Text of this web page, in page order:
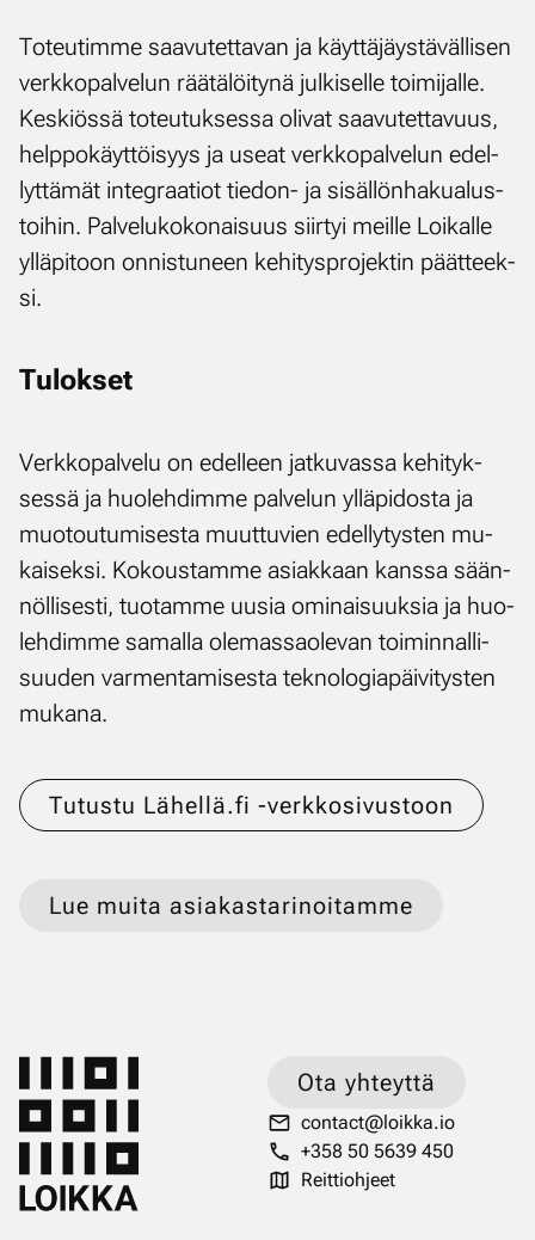
To­teu­tim­me saa­vu­tet­ta­van ja käyt­tä­jäys­tä­väl­li­sen
verk­ko­pal­ve­lun rää­tä­löi­ty­nä jul­ki­sel­le toi­mi­jal­le.
Kes­kiös­sä to­teu­tuk­ses­sa oli­vat saa­vu­tet­ta­vuus,
help­po­käyt­töi­syys ja useat verk­ko­pal­ve­lun edel­
lyt­tä­mät in­te­graa­tiot tie­don- ja si­säl­lön­ha­kua­lus­
toi­hin. Pal­ve­lu­ko­ko­nai­suus siir­tyi meil­le Loi­kal­le
yl­lä­pi­toon on­nis­tu­neen ke­hi­tys­pro­jek­tin päät­teek­
si.
Tu­lok­set
Verk­ko­pal­ve­lu on edel­leen jat­ku­vas­sa ke­hi­tyk­
ses­sä ja huo­leh­dim­me pal­ve­lun yl­lä­pi­dos­ta ja
muo­tou­tu­mi­ses­ta muut­tu­vien edel­ly­tys­ten mu­
kai­sek­si. Ko­kous­tam­me asiak­kaan kans­sa sään­
nöl­li­ses­ti, tuo­tam­me uusia omi­nai­suuk­sia ja huo­
leh­dim­me sa­mal­la ole­mas­sao­le­van toi­min­nal­li­
suu­den var­men­ta­mi­ses­ta tek­no­lo­gia­päi­vi­tys­ten
mu­ka­na.
Tutustu Lähellä.fi -verkkosivustoon
Lue muita asiakastarinoitamme
Ota yhteyttä
contact@loikka.io
+358 50 5639 450
Reittiohjeet